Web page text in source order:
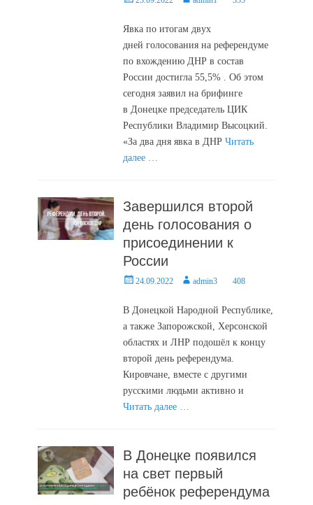
Явка по итогам двух
дней голосования на референдуме
по вхождению ДНР в состав
России достигла 55,5% . Об этом
сегодня заявил на брифинге
в Донецке председатель ЦИК
Республики Владимир Высоцкий.
«За два дня явка в ДНРЧитать
далее …
Завершился второй
день голосования о
присоединении к
России
Posted24.09.2022 Authoradmin3 408
В Донецкой Народной Республике,
а также Запорожской, Херсонской
областях и ЛНР подошёл к концу
второй день референдума.
Кировчане, вместе с другими
русскими людьми активно и
Читать далее …
В Донецке появился
на свет первый
ребёнок референдума